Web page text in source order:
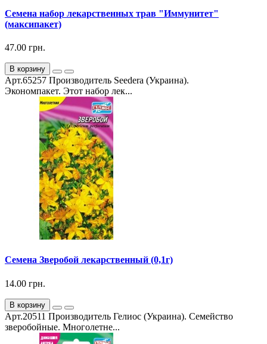
Семена набор лекарственных трав "Иммунитет"
(максипакет)
47.00 грн.
В корзину
Арт.65257 Производитель Seedera (Украина).
Экономпакет. Этот набор лек...
Семена Зверобой лекарственный (0,1г)
14.00 грн.
В корзину
Арт.20511 Производитель Гелиос (Украина). Семейство
зверобойные. Многолетне...